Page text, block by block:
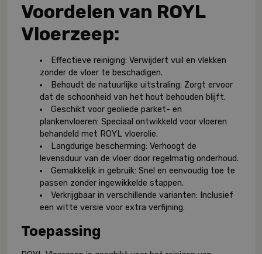
Voordelen van ROYL
Vloerzeep:
Effectieve reiniging: Verwijdert vuil en vlekken
zonder de vloer te beschadigen.
Behoudt de natuurlijke uitstraling: Zorgt ervoor
dat de schoonheid van het hout behouden blijft.
Geschikt voor geoliede parket- en
plankenvloeren: Speciaal ontwikkeld voor vloeren
behandeld met ROYL vloerolie.
Langdurige bescherming: Verhoogt de
levensduur van de vloer door regelmatig onderhoud.
Gemakkelijk in gebruik: Snel en eenvoudig toe te
passen zonder ingewikkelde stappen.
Verkrijgbaar in verschillende varianten: Inclusief
een witte versie voor extra verfijning.
Toepassing